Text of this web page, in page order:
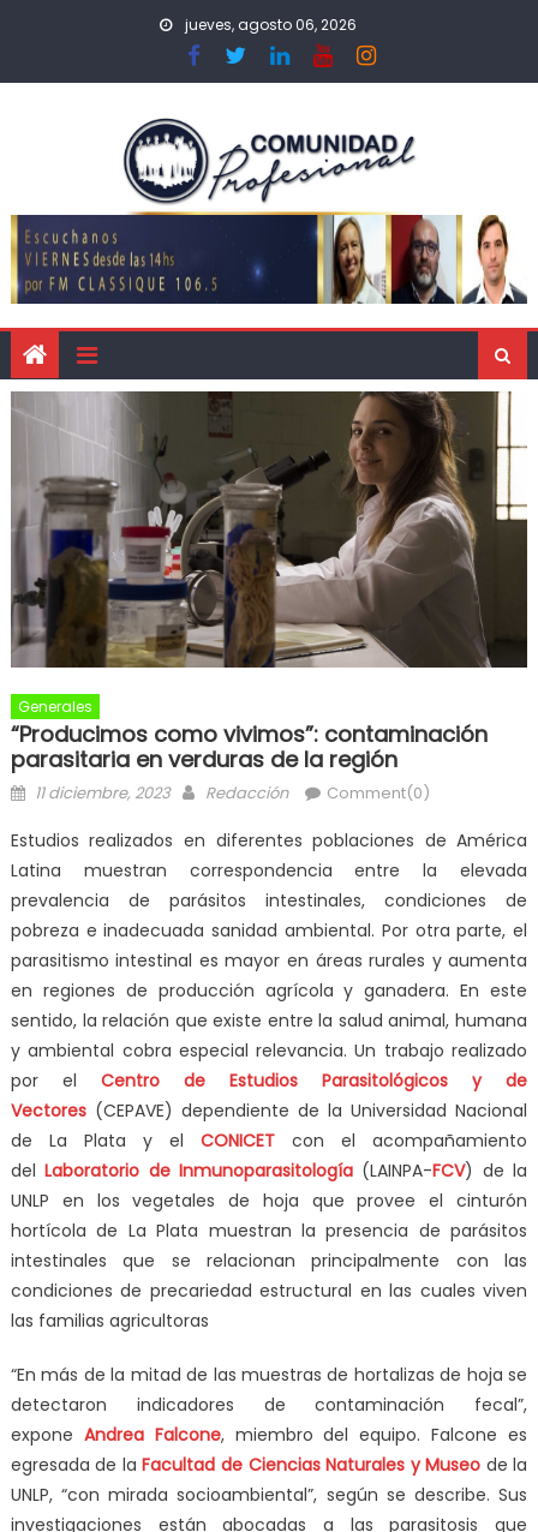
jueves, agosto 06, 2026
Generales
“Producimos como vivimos”: contaminación
parasitaria en verduras de la región
11 diciembre, 2023 Redacción Comment(0)
Estudios realizados en diferentes poblaciones de América
Latina muestran correspondencia entre la elevada
prevalencia de parásitos intestinales, condiciones de
pobreza e inadecuada sanidad ambiental. Por otra parte, el
parasitismo intestinal es mayor en áreas rurales y aumenta
en regiones de producción agrícola y ganadera. En este
sentido, la relación que existe entre la salud animal, humana
y ambiental cobra especial relevancia. Un trabajo realizado
por el Centro de Estudios Parasitológicos y de
Vectores(CEPAVE) dependiente de la Universidad Nacional
de La Plata y elCONICET con el acompañamiento
delLaboratorio de Inmunoparasitología (LAINPA-FCV) de la
UNLP en los vegetales de hoja que provee el cinturón
hortícola de La Plata muestran la presencia de parásitos
intestinales que se relacionan principalmente con las
condiciones de precariedad estructural en las cuales viven
las familias agricultoras
“En más de la mitad de las muestras de hortalizas de hoja se
detectaron indicadores de contaminación fecal”,
expone Andrea Falcone, miembro del equipo. Falcone es
egresada de laFacultad de Ciencias Naturales y Museo de la
UNLP, “con mirada socioambiental”, según se describe. Sus
investigaciones están abocadas a las parasitosis que